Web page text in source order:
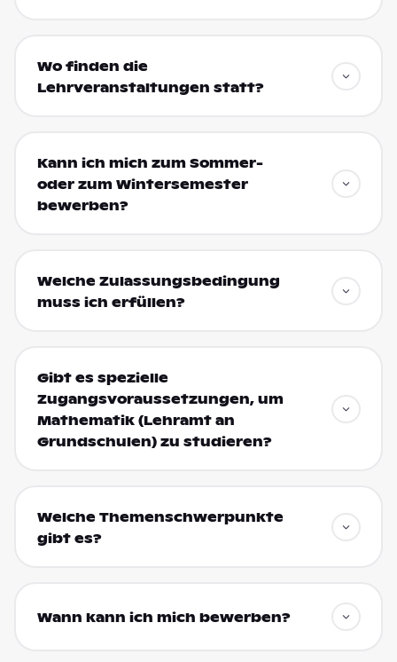
Wo finden die
Lehrveranstaltungen statt?
Kann ich mich zum Sommer-
oder zum Wintersemester
bewerben?
Welche Zulassungsbedingung
muss ich erfüllen?
Gibt es spezielle
Zugangsvoraussetzungen, um
Mathematik (Lehramt an
Grundschulen) zu studieren?
Welche Themenschwerpunkte
gibt es?
Wann kann ich mich bewerben?